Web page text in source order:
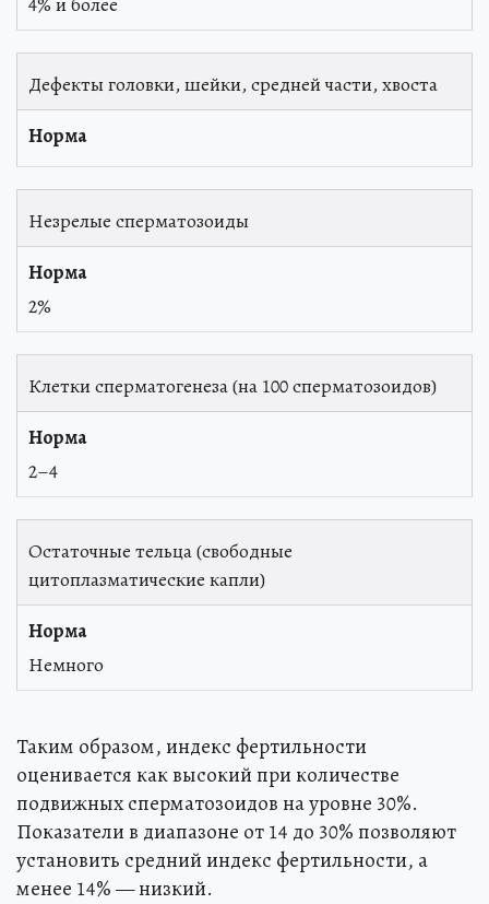
Дефекты головки, шейки, средней части, хвоста
Незрелые сперматозоиды
2%
Клетки сперматогенеза (на 100 сперматозоидов)
2–4
Остаточные тельца (свободные
цитоплазматические капли)
Немного
Таким образом, индекс фертильности
оценивается как высокий при количестве
подвижных сперматозоидов на уровне 30%.
Показатели в диапазоне от 14 до 30% позволяют
установить средний индекс фертильности, а
менее 14% — низкий.